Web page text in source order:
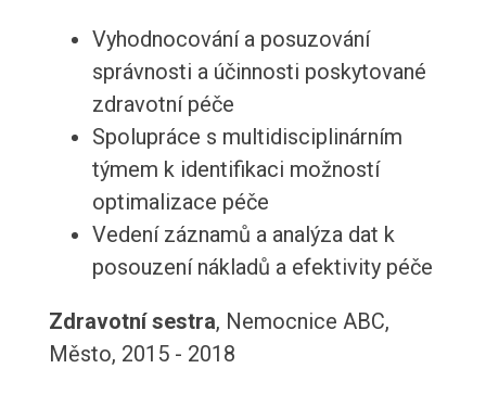
Vyhodnocování a posuzování
správnosti a účinnosti poskytované
zdravotní péče
Spolupráce s multidisciplinárním
týmem k identifikaci možností
optimalizace péče
Vedení záznamů a analýza dat k
posouzení nákladů a efektivity péče
Zdravotní sestra, Nemocnice ABC,
Město, 2015 - 2018